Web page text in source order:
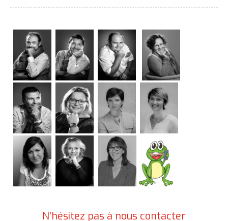
N'hésitez pas à nous contacter